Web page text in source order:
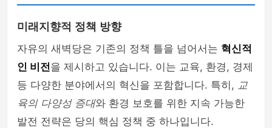
미래지향적 정책 방향
자유의 새벽당은 기존의 정책 틀을 넘어서는 혁신적
인 비전을 제시하고 있습니다. 이는 교육, 환경, 경제
등 다양한 분야에서의 혁신을 포함합니다. 특히, 교
육의 다양성 증대와 환경 보호를 위한 지속 가능한
발전 전략은 당의 핵심 정책 중 하나입니다.